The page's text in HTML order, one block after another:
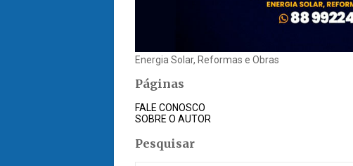
Energia Solar, Reformas e Obras
Páginas
FALE CONOSCO
SOBRE O AUTOR
Pesquisar